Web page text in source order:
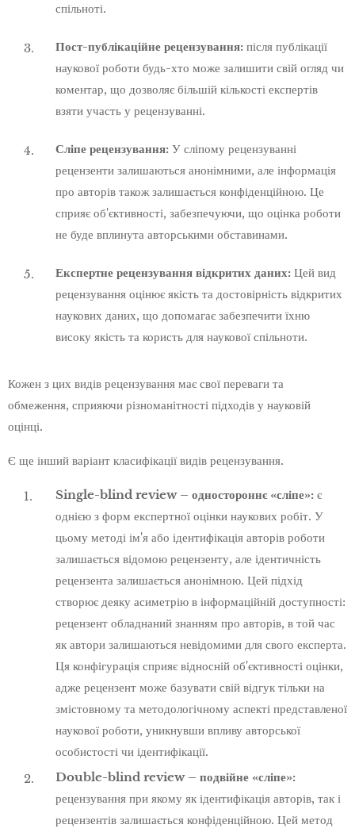
спільноті.
Пост-публікаційне рецензування: після публікації
наукової роботи будь-хто може залишити свій огляд чи
коментар, що дозволяє більшій кількості експертів
взяти участь у рецензуванні.
Сліпе рецензування: У сліпому рецензуванні
рецензенти залишаються анонімними, але інформація
про авторів також залишається конфіденційною. Це
сприяє об'єктивності, забезпечуючи, що оцінка роботи
не буде вплинута авторськими обставинами.
Експертне рецензування відкритих даних: Цей вид
рецензування оцінює якість та достовірність відкритих
наукових даних, що допомагає забезпечити їхню
високу якість та користь для наукової спільноти.
Кожен з цих видів рецензування має свої переваги та
обмеження, сприяючи різноманітності підходів у науковій
оцінці.
Є ще інший варіант класифікації видів рецензування.
Single-blind review – одностороннє «сліпе»: є
однією з форм експертної оцінки наукових робіт. У
цьому методі ім'я або ідентифікація авторів роботи
залишається відомою рецензенту, але ідентичність
рецензента залишається анонімною. Цей підхід
створює деяку асиметрію в інформаційній доступності:
рецензент обладнаний знанням про авторів, в той час
як автори залишаються невідомими для свого експерта.
Ця конфігурація сприяє відносній об'єктивності оцінки,
адже рецензент може базувати свій відгук тільки на
змістовному та методологічному аспекті представленої
наукової роботи, уникнувши впливу авторської
особистості чи ідентифікації.
Double-blind review – подвійне «сліпе»:
рецензування при якому як ідентифікація авторів, так і
рецензентів залишається конфіденційною. Цей метод